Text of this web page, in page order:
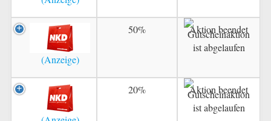
50% Aktion beendet
20% Aktion beendet